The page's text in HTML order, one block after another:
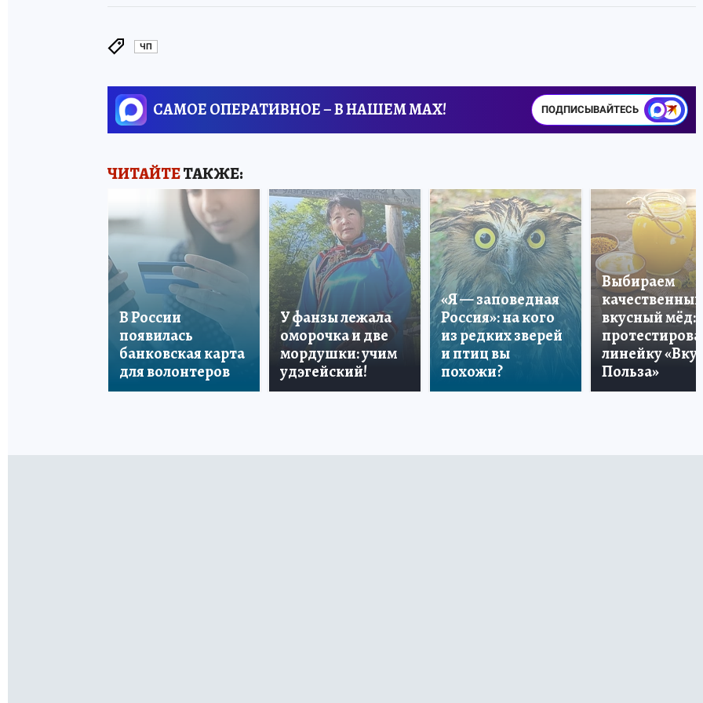
ЧП
САМОЕ ОПЕРАТИВНОЕ – В НАШЕМ MAX! ПОДПИСЫВАЙТЕСЬ
ЧИТАЙТЕТАКЖЕ:
В России
появилась
банковская карта
для волонтеров
У фанзы лежала
оморочка и две
мордушки: учим
удэгейский!
«Я — заповедная
Россия»: на кого
из редких зверей
и птиц вы
похожи?
Выбираем
качественный
вкусный мёд:
линейку «Вкус
Польза»